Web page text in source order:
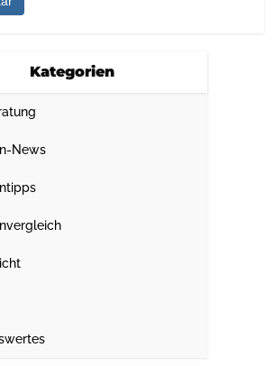
Kategorien
News